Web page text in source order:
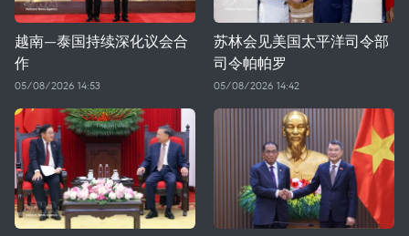
越南—泰国持续深化议会合
作
05/08/2026 14:53
苏林会见美国太平洋司令部
司令帕帕罗
05/08/2026 14:42